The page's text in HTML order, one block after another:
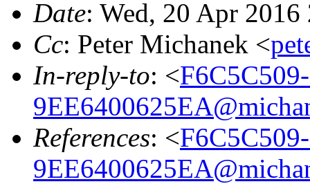
Date: Wed, 20 Apr
Cc: Peter Michanek <
In-reply-to: <
References: <